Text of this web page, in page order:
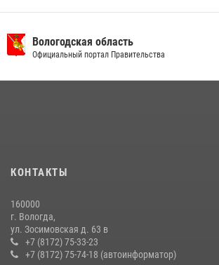
В Великом Устюге росгвардейцы задержали
стрельбу
Росгвардии в Вологодской области
26 единиц оружия сдали росгвардейцам
Вологодской области за минувшую неделю
11 июля 2026, 05:49
Вологодская область
Официальный портал Правительства
КОНТАКТЫ
160000
г. Вологда,
ул. Зосимовская д. 63 в
+7 (8172) 75-33-23
+7 (8172) 75-74-18 (автоинформатор)